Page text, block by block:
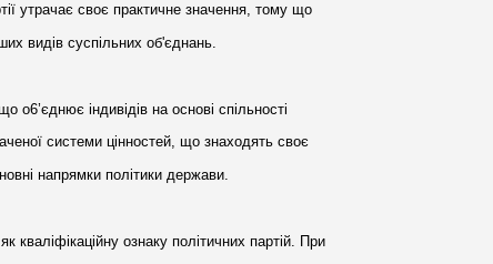
утрачає своє практичне значення, тому що
видів суспільних об'єднань.
о6’єднює індивідів на основі спільності
системи цінностей, що знаходять своє
напрямки політики держави.
кваліфікаційну ознаку політичних партій. При